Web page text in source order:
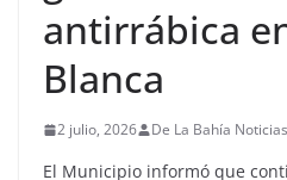
antirrábica
Blanca
2 julio, 2026 De La Bahía Noticias
El Municipio informó que